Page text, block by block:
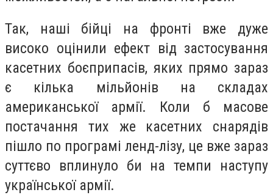
Так, наші бійці на фронті вже дуже
високо оцінили ефект від застосування
касетних боєприпасів, яких прямо зараз
є кілька мільйонів на складах
американської армії. Коли б масове
постачання тих же касетних снарядів
пішло по програмі ленд-лізу, це вже зараз
суттєво вплинуло би на темпи наступу
української армії.